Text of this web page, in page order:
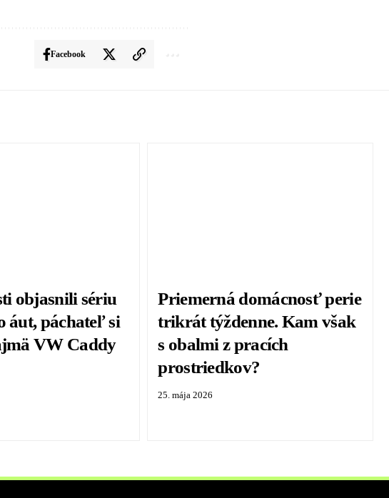
Facebook
objasnili sériu
áut, páchateľ si
VW Caddy
Priemerná domácnosť perie
trikrát týždenne. Kam však
s obalmi z pracích
prostriedkov?
25. mája 2026